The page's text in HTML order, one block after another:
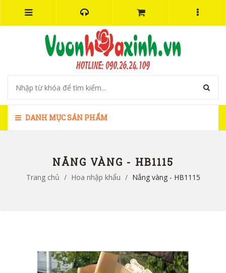
DANH MỤC SẢN PHẨM
NẮNG VÀNG - HB1115
Trang chủ / Hoa nhập khẩu / Nắng vàng - HB1115